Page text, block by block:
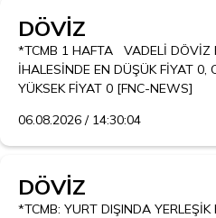
DÖVİZ
*TCMB 1 HAFTA   VADELİ DÖVİZ
İHALESİNDE EN DÜŞÜK FİYAT 0,
YÜKSEK FİYAT 0 [FNC-NEWS]
06.08.2026 / 14:30:04
DÖVİZ
*TCMB: YURT DIŞINDA